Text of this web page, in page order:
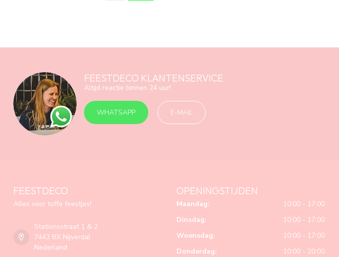
FEESTDECO KLANTENSERVICE
Altijd reactie binnen 24 uur!
WHATSAPP E-MAIL
FEESTDECO
Alles voor toffe feestjes!
Stationsstraat 1 & 2
7443 BX Nijverdal
Nederland
OPENINGSTIJDEN
Maandag:
10:00 - 17:00
Dinsdag:
10:00 - 17:00
Woensdag:
10:00 - 17:00
Donderdag:
10:00 - 20:00